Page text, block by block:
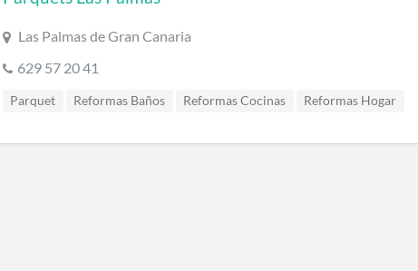
Las Palmas de Gran Canaria
629 57 20 41
Parquet Reformas Baños Reformas Cocinas
Reformas Hogar